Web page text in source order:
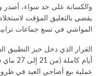
والكسابة على حد سواء، أصدر
يقضي بالتعليق المؤقت
المواشي في تسع جماعات ترابية
القرار الذي دخل حيز
عملية بيع أضاحي العيد في